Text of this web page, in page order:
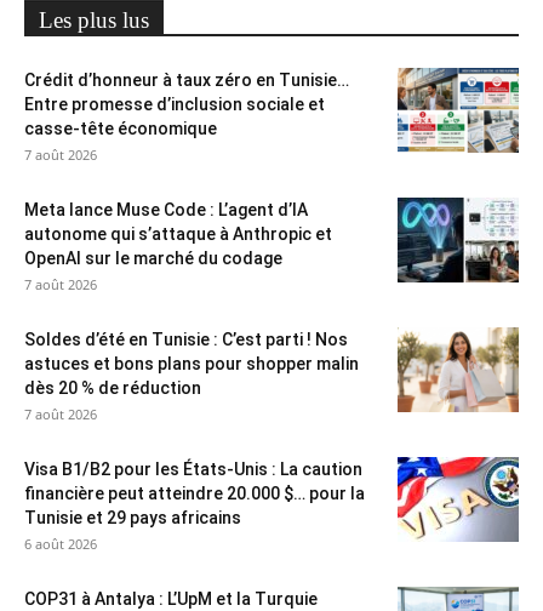
Les plus lus
Crédit d’honneur à taux zéro en Tunisie…
Entre promesse d’inclusion sociale et
casse-tête économique
7 août 2026
Meta lance Muse Code : L’agent d’IA
autonome qui s’attaque à Anthropic et
OpenAI sur le marché du codage
7 août 2026
Soldes d’été en Tunisie : C’est parti ! Nos
astuces et bons plans pour shopper malin
dès 20 % de réduction
7 août 2026
Visa B1/B2 pour les États-Unis : La caution
financière peut atteindre 20.000 $… pour la
Tunisie et 29 pays africains
6 août 2026
COP31 à Antalya : L’UpM et la Turquie